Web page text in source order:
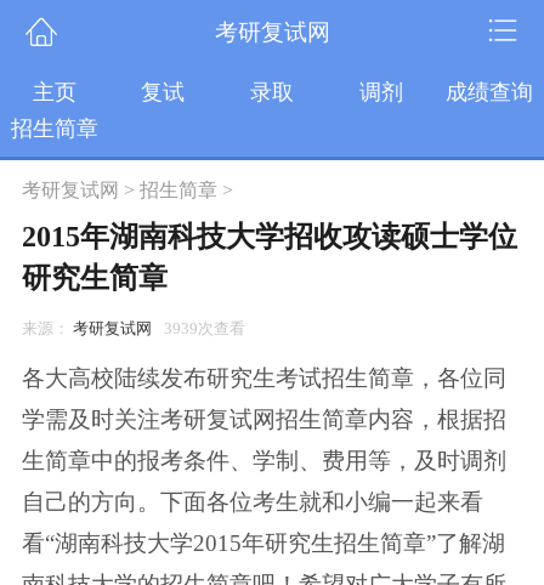
考研复试网
主页 复试 录取 调剂
成绩查询
招生简章
考研复试网 > 招生简章>
2015年湖南科技大学招收攻读硕士学位
研究生简章
来源： 考研复试网 3939次查看
各大高校陆续发布研究生考试招生简章，各位同
学需及时关注考研复试网招生简章内容，根据招
生简章中的报考条件、学制、费用等，及时调剂
自己的方向。下面各位考生就和小编一起来看
看“湖南科技大学2015年研究生招生简章”了解湖